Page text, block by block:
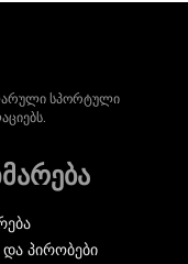
სპორტული
და პირობები